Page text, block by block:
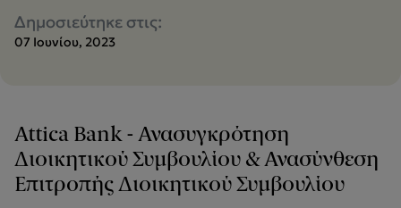
Δημοσιεύτηκε στις:
07 Ιουνίου, 2023
Attica Bank - Ανασυγκρότηση
Διοικητικού Συμβουλίου & Ανασύνθεση
Επιτροπής Διοικητικού Συμβουλίου